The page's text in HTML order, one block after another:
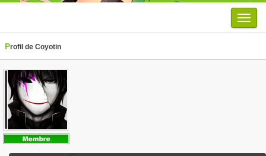
Menu
Profil de Coyotin